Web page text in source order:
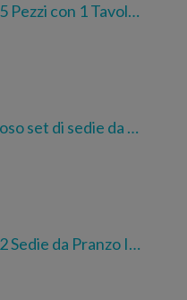
Pezzi con 1 Tavol…
set di sedie da …
Sedie da Pranzo I…